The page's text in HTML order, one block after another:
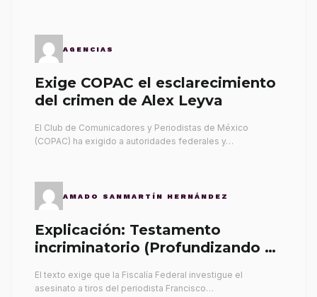
AGENCIAS
Exige COPAC el esclarecimiento
del crimen de Alex Leyva
El Club de Comunicadores y Periodistas de México
(COPAC) ha exigido a autoridades federales y…
AMADO SANMARTÍN HERNÁNDEZ
Explicación: Testamento
incriminatorio (Profundizando su
El texto exige que la Fiscalía Federal investigue el
asesinato a tiros del periodista Francisco…